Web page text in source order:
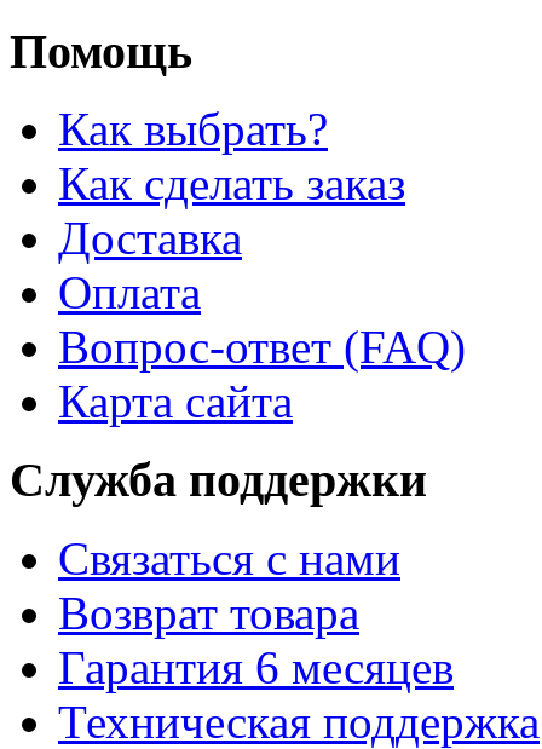
Помощь
Как выбрать?
Как сделать заказ
Доставка
Оплата
Вопрос-ответ (FAQ)
Карта сайта
Служба поддержки
Связаться с нами
Возврат товара
Гарантия 6 месяцев
Техническая поддержка